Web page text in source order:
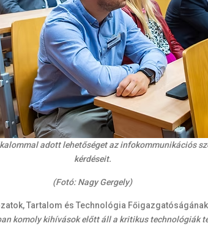
adott lehetőséget az infokommunikációs
kérdéseit.
(Fotó: Nagy Gergely)
Tartalom és Technológia
komoly kihívások előtt áll a kritikus technológiák